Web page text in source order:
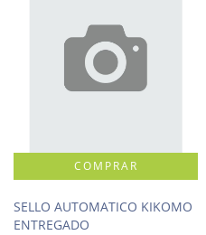
SELLO AUTOMATICO KIKOMO
ENTREGADO